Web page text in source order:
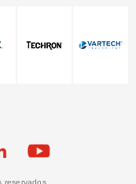
reservados.